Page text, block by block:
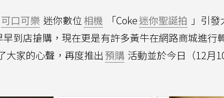
可口可樂 迷你數位 相機 「Coke迷你聖誕拍 」引
到店搶購，現在更是有許多黃牛在網路商城進行
大家的心聲，再度推出預購 活動並於今日（12月